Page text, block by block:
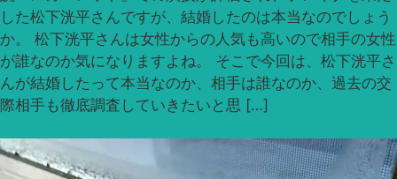
した松下洸平さんですが、結婚したのは本当なのでしょう
か。 松下洸平さんは女性からの人気も高いので相手の女性
が誰なのか気になりますよね。 そこで今回は、松下洸平さ
んが結婚したって本当なのか、相手は誰なのか、過去の交
際相手も徹底調査していきたいと思 […]